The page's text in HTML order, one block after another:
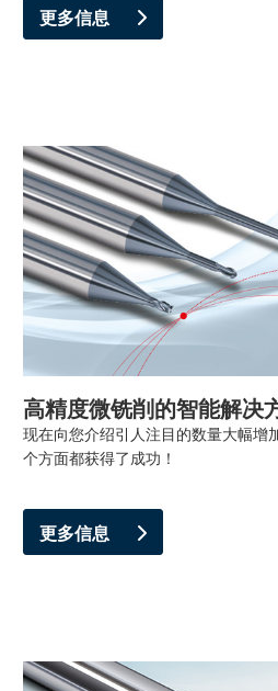
更多信息
高精度微铣削的智能解决
现在向您介绍引人注目的数量大幅增
个方面都获得了成功！
更多信息